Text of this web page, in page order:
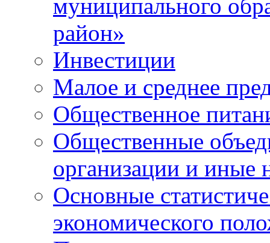
муниципального
район»
Инвестиции
Малое и среднее
Общественное
Общественные
организации и иные
Основные
экономического